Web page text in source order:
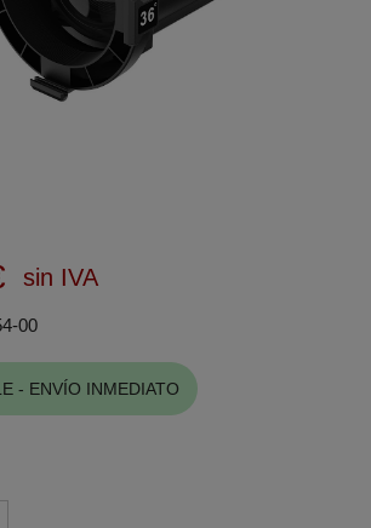
sin IVA
00
- ENVÍO INMEDIATO